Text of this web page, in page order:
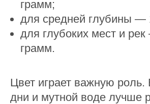
грамм;
для средней глубины —
для глубоких мест и
грамм.
Цвет играет важную
дни и мутной воде лучше